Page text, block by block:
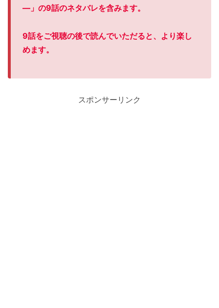
― 」の9話のネタバレを含みます。
9話をご視聴の後で読んでいただると、より楽し
めます。
スポンサーリンク